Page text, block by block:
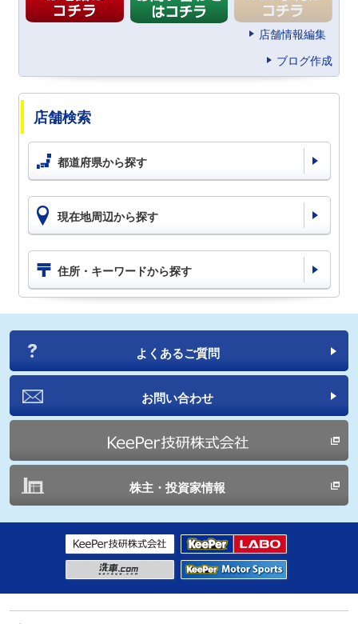
店舗情報編集
ブログ作成
店舗検索
都道府県から探す
現在地周辺から探す
住所・キーワードから探す
よくあるご質問
お問い合わせ
株主・投資家情報